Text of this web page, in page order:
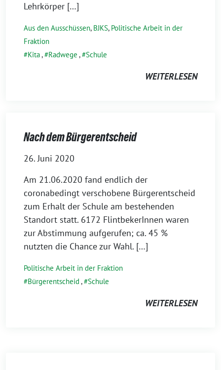
Lehrkörper […]
Aus den Ausschüssen, BJKS, Politische Arbeit in der
Fraktion
Kita, Radwege , Schule
WEITERLESEN
Nach dem Bürgerentscheid
26. Juni 2020
Am 21.06.2020 fand endlich der
coronabedingt verschobene Bürgerentscheid
zum Erhalt der Schule am bestehenden
Standort statt. 6172 FlintbekerInnen waren
zur Abstimmung aufgerufen; ca. 45 %
nutzten die Chance zur Wahl. […]
Politische Arbeit in der Fraktion
Bürgerentscheid , Schule
WEITERLESEN